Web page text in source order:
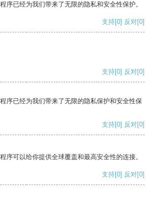
序已经为我们带来了无限的隐私和安全性保护。
支持[0] 反对[0]
支持[0] 反对[0]
序已经为我们带来了无限的隐私保护和安全性保
支持[0] 反对[0]
序可以给你提供全球覆盖和最高安全性的连接。
支持[0] 反对[0]